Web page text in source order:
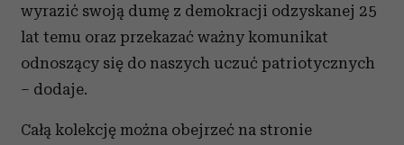
wyrazić swoją dumę z demokracji odzyskanej 25
lat temu oraz przekazać ważny komunikat
odnoszący się do naszych uczuć patriotycznych
– dodaje.
Całą kolekcję można obejrzeć na stronie